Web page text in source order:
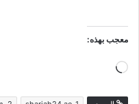
معجب بهذه:
جاري
التحميل…